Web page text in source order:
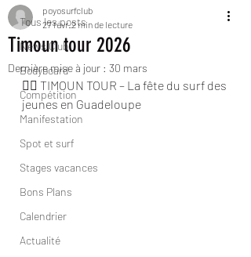
Tous les posts
News Club
Bodyboard
Compétition
Manifestation
Spot et surf
Stages vacances
Bons Plans
Calendrier
Actualité
Timoun tour 2026
poyosurfclub
27 févr.2 min de lecture
Dernière mise à jour : 30 mars
🏄‍♀️ TIMOUN TOUR – La fête du surf des
jeunes en Guadeloupe